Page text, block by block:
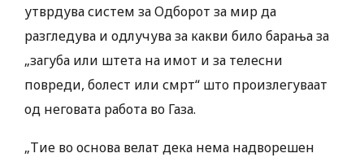
утврдува систем за Одборот за мир да
разгледува и одлучува за какви било барања за
„загуба или штета на имот и за телесни
повреди, болест или смрт“ што произлегуваат
од неговата работа во Газа.
„Тие во основа велат дека нема надворешен